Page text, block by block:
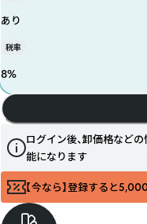
あり
税率
8%
ログイン後、卸価格など
能になります
【今なら】登録すると